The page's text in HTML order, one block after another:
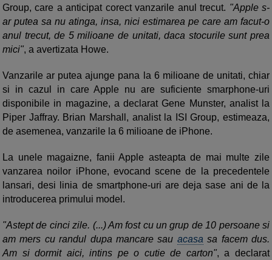
Group, care a anticipat corect vanzarile anul trecut. "Apple s-
ar putea sa nu atinga, insa, nici estimarea pe care am facut-o
anul trecut, de 5 milioane de unitati, daca stocurile sunt prea
mici", a avertizata Howe.
Vanzarile ar putea ajunge pana la 6 milioane de unitati, chiar
si in cazul in care Apple nu are suficiente smarphone-uri
disponibile in magazine, a declarat Gene Munster, analist la
Piper Jaffray. Brian Marshall, analist la ISI Group, estimeaza,
de asemenea, vanzarile la 6 milioane de iPhone.
La unele magaizne, fanii Apple asteapta de mai multe zile
vanzarea noilor iPhone, evocand scene de la precedentele
lansari, desi linia de smartphone-uri are deja sase ani de la
introducerea primului model.
"Astept de cinci zile. (...) Am fost cu un grup de 10 persoane si
am mers cu randul dupa mancare sau acasa sa facem dus.
Am si dormit aici, intins pe o cutie de carton", a declarat